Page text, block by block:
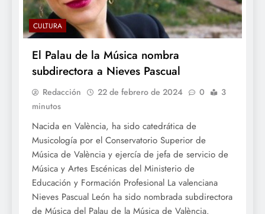
CULTURA
El Palau de la Música nombra
subdirectora a Nieves Pascual
Redacción 22 de febrero de 2024 0
3
minutos
Nacida en València, ha sido catedrática de
Musicología por el Conservatorio Superior de
Música de València y ejercía de jefa de servicio de
Música y Artes Escénicas del Ministerio de
Educación y Formación Profesional La valenciana
Nieves Pascual León ha sido nombrada subdirectora
de Música del Palau de la Música de València.